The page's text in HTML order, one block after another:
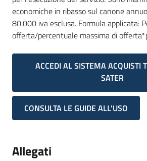
economiche in ribasso sul canone
80.000 iva esclusa. Formula applicata:
offerta/percentuale massima di
ACCEDI AL SISTEMA ACQUISTI
SATER
CONSULTA LE GUIDE ALL'USO
Allegati